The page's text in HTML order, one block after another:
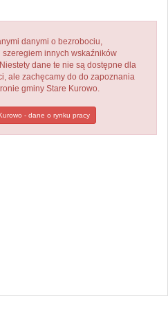
danymi o bezrobociu,
innych wskaźników
dane te nie są dostępne dla
ale zachęcamy do do zapoznania
gminy Stare Kurowo.
- dane o rynku pracy